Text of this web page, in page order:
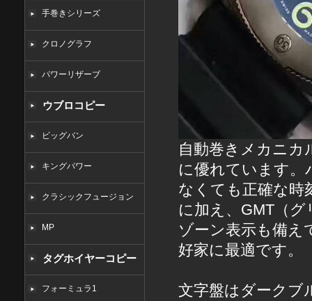
手巻きシリーズ
クロノグラフ
パワーリザーブ
ウブロコピー
ビッグバン
キングパワー
クラシックフュージョン
MP
タグホイヤーコピー
フォーミュラ1
自動巻きメカニカ
に優れています。
なくても正確な時
に加え、GMT（
ゾーン表示も備え
好家に最適です。
文字盤はダークブ